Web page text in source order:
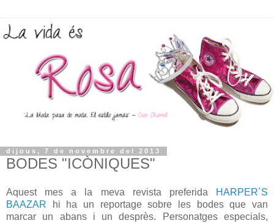
dijous, 7 de novembre del 2013
BODES "ICÒNIQUES"
Aquest mes a la meva revista preferida
HARPER´S
BAAZAR hi ha un reportage sobre les bodes que van
marcar un abans i un desprès. Personatges especials,